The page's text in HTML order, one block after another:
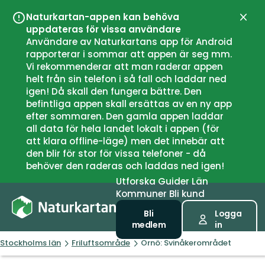
Naturkartan-appen kan behöva
uppdateras för vissa användare
Användare av Naturkartans app för Android
rapporterar i sommar att appen är seg mm.
Vi rekommenderar att man raderar appen
helt från sin telefon i så fall och laddar ned
igen! Då skall den fungera bättre. Den
befintliga appen skall ersättas av en ny app
efter sommaren. Den gamla appen laddar
all data för hela landet lokalt i appen (för
att klara offline-läge) men det innebär att
den blir för stor för vissa telefoner - då
behöver den raderas och laddas ned igen!
UtforskaGuiderLän
Kommuner Bli kund
Bli
medlem
Logga
in
Stockholms län Friluftsområde Ornö: Svinåkerområdet